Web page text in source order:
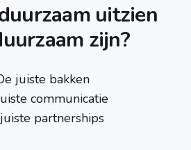
uitzien
zijn?
juiste bakken
communicatie
partnerships